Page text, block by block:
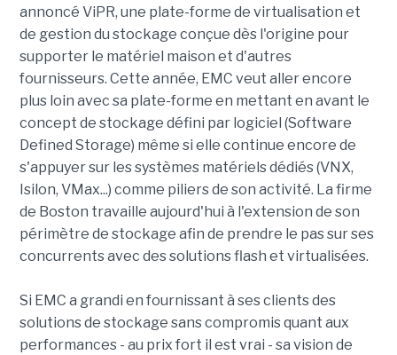
annoncé ViPR, une plate-forme de virtualisation et
de gestion du stockage conçue dès l'origine pour
supporter le matériel maison et d'autres
fournisseurs. Cette année, EMC veut aller encore
plus loin avec sa plate-forme en mettant en avant le
concept de stockage défini par logiciel (Software
Defined Storage) même si elle continue encore de
s'appuyer sur les systèmes matériels dédiés (VNX,
Isilon, VMax...) comme piliers de son activité. La firme
de Boston travaille aujourd'hui à l'extension de son
périmètre de stockage afin de prendre le pas sur ses
concurrents avec des solutions flash et virtualisées.
Si EMC a grandi en fournissant à ses clients des
solutions de stockage sans compromis quant aux
performances - au prix fort il est vrai - sa vision de